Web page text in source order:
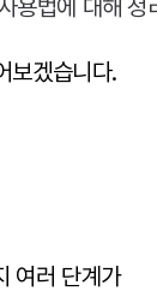
보겠습니다.
여러 단계가